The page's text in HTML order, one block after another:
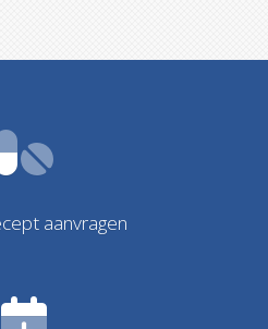
aanvragen